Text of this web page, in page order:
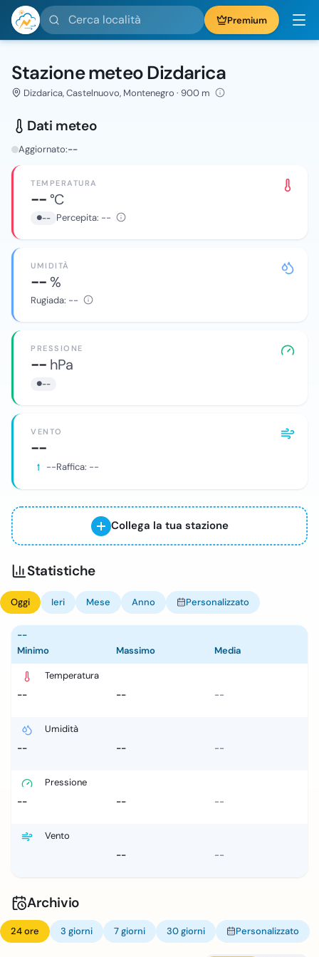
Cerca località Premium
Stazione meteo Dizdarica
Dizdarica, Castelnuovo, Montenegro · 900 m
Dati meteo
Aggiornato:--
TEMPERATURA
--°C
-- Percepita: --
UMIDITÀ
--%
Rugiada: --
PRESSIONE
-- hPa
--
VENTO
--
--Raffica: --
Collega la tua stazione
Statistiche
Oggi Ieri Mese Anno Personalizzato
--
Minimo
Massimo Media
Temperatura
--
-- --
Umidità
--
-- --
Pressione
--
-- --
Vento
--
--
Archivio
24 ore 3 giorni 7 giorni 30 giorni Personalizzato